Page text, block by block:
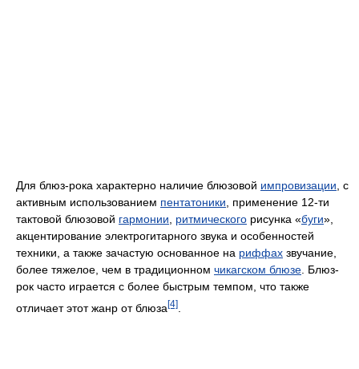
Для блюз-рока характерно наличие блюзовой импровизации, с
активным использованием пентатоники, применение 12-ти
тактовой блюзовой гармонии, ритмического рисунка «буги»,
акцентирование электрогитарного звука и особенностей
техники, а также зачастую основанное на риффах звучание,
более тяжелое, чем в традиционном чикагском блюзе. Блюз-
рок часто играется с более быстрым темпом, что также
отличает этот жанр от блюза [4]